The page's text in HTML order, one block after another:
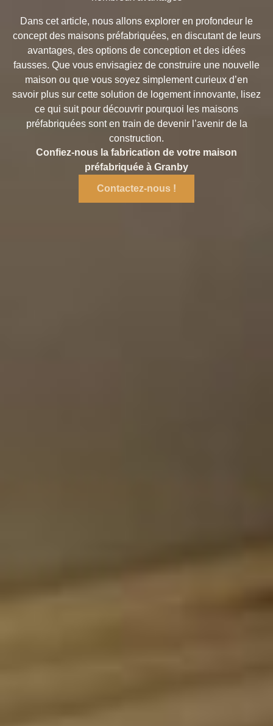
Dans cet article, nous allons explorer en profondeur le
concept des maisons préfabriquées, en discutant de leurs
avantages, des options de conception et des idées
fausses. Que vous envisagiez de construire une nouvelle
maison ou que vous soyez simplement curieux d’en
savoir plus sur cette solution de logement innovante, lisez
ce qui suit pour découvrir pourquoi les maisons
préfabriquées sont en train de devenir l’avenir de la
construction.
Confiez-nous la fabrication de votre maison
préfabriquée à Granby
Contactez-nous !